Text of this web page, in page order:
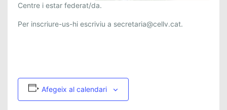
Centre i estar federat/da.
Per inscriure-us-hi escriviu a secretaria@cellv.cat.
Afegeix al calendari